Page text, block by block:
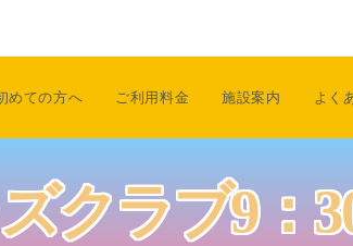
めての方へ ご利用料金 施設案内 よく
クラブ9：